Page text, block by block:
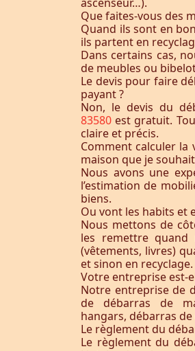
Que faites-vous des
Quand ils sont en
ils partent en
Dans certains cas,
de meubles ou
Le devis pour faire
payant ?
Non, le devis du
83580 est gratuit.
claire et précis.
Comment calculer
maison que je
Nous avons une
l’estimation de
biens.
Ou vont les habits et
Nous mettons de
les remettre
(vêtements, livres)
et sinon en recyclage.
Votre entreprise est-
Notre entreprise de
de débarras de
hangars, débarras
Le règlement du
Le règlement du